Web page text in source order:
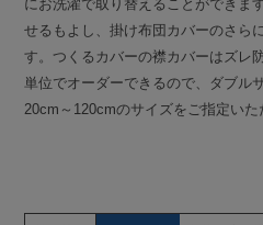
にお洗濯で取り替えることができま
せるもよし、掛け布団カバーのさら
す。つくるカバーの襟カバーはズレ
単位でオーダーできるので、ダブル
20cm～120cmのサイズをご指定いた